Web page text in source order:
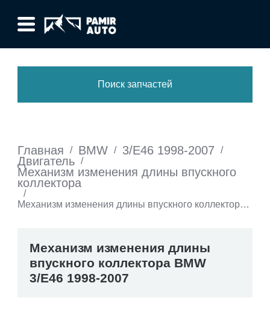
Поиск запчастей
Главная / BMW / 3/E46 1998-2007 /
Двигатель /
Механизм изменения длины впускного
коллектора
/
Механизм изменения длины впускного коллектора
Механизм изменения длины
впускного коллектора BMW
3/E46 1998-2007